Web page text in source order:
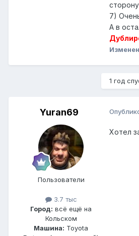
7)
А в
1 год
Yuran69
Пользователи
3.7 тыс
Город: всё ещё на
Кольском
Машина: Toyota
Хотел